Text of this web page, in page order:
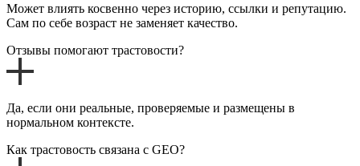
Может влиять косвенно через историю, ссылки и репутацию.
Сам по себе возраст не заменяет качество.
Отзывы помогают трастовости?
Да, если они реальные, проверяемые и размещены в
нормальном контексте.
Как трастовость связана с GEO?